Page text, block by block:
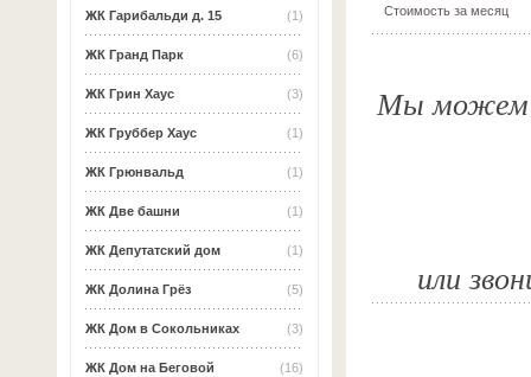
(1)
ЖК Гарибальди д. 15
(6)
ЖК Гранд Парк
(3)
ЖК Грин Хаус
(1)
ЖК Груббер Хаус
(1)
ЖК Грюнвальд
(1)
ЖК Две башни
(1)
ЖК Депутатский дом
(5)
ЖК Долина Грёз
(3)
ЖК Дом в Сокольниках
(16)
ЖК Дом на Беговой
Стоимость за месяц
Мы можем
или